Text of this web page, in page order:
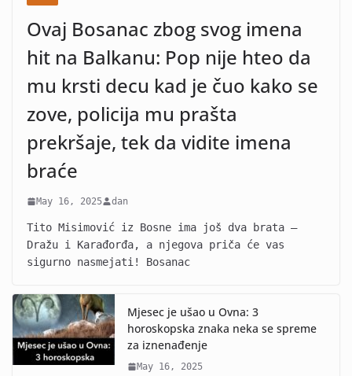
Ovaj Bosanac zbog svog imena
hit na Balkanu: Pop nije hteo da
mu krsti decu kad je čuo kako se
zove, policija mu prašta
prekršaje, tek da vidite imena
braće
May 16, 2025 dan
Tito Misimović iz Bosne ima još dva brata –
Dražu i Karađorđa, a njegova priča će vas
sigurno nasmejati! Bosanac
Mjesec je ušao u Ovna: 3
horoskopska znaka neka se spreme
za iznenađenje
May 16, 2025